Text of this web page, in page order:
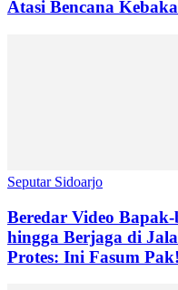
Atasi Bencana
Seputar Sidoarjo
Beredar Video
hingga Berjaga di
Protes: Ini Fasum Pak!